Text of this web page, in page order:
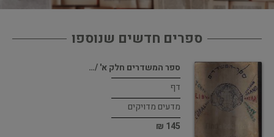
ספרים חדשים שנוספו
ספר המשדרים חלק א' /…
דף
מדעים מדויקים
145 ₪